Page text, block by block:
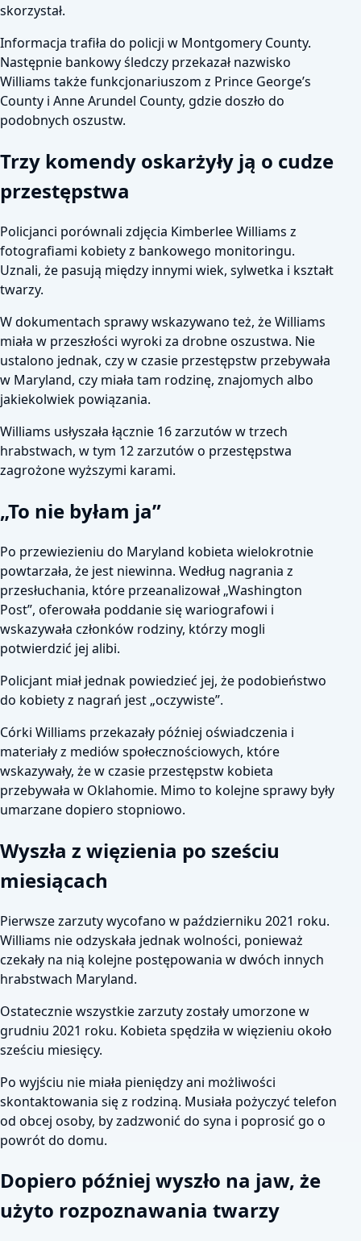
skorzystał.
Informacja trafiła do policji w Montgomery County.
Następnie bankowy śledczy przekazał nazwisko
Williams także funkcjonariuszom z Prince George’s
County i Anne Arundel County, gdzie doszło do
podobnych oszustw.
Trzy komendy oskarżyły ją o cudze
przestępstwa
Policjanci porównali zdjęcia Kimberlee Williams z
fotografiami kobiety z bankowego monitoringu.
Uznali, że pasują między innymi wiek, sylwetka i kształt
twarzy.
W dokumentach sprawy wskazywano też, że Williams
miała w przeszłości wyroki za drobne oszustwa. Nie
ustalono jednak, czy w czasie przestępstw przebywała
w Maryland, czy miała tam rodzinę, znajomych albo
jakiekolwiek powiązania.
Williams usłyszała łącznie 16 zarzutów w trzech
hrabstwach, w tym 12 zarzutów o przestępstwa
zagrożone wyższymi karami.
„To nie byłam ja”
Po przewiezieniu do Maryland kobieta wielokrotnie
powtarzała, że jest niewinna. Według nagrania z
przesłuchania, które przeanalizował „Washington
Post”, oferowała poddanie się wariografowi i
wskazywała członków rodziny, którzy mogli
potwierdzić jej alibi.
Policjant miał jednak powiedzieć jej, że podobieństwo
do kobiety z nagrań jest „oczywiste”.
Córki Williams przekazały później oświadczenia i
materiały z mediów społecznościowych, które
wskazywały, że w czasie przestępstw kobieta
przebywała w Oklahomie. Mimo to kolejne sprawy były
umarzane dopiero stopniowo.
Wyszła z więzienia po sześciu
miesiącach
Pierwsze zarzuty wycofano w październiku 2021 roku.
Williams nie odzyskała jednak wolności, ponieważ
czekały na nią kolejne postępowania w dwóch innych
hrabstwach Maryland.
Ostatecznie wszystkie zarzuty zostały umorzone w
grudniu 2021 roku. Kobieta spędziła w więzieniu około
sześciu miesięcy.
Po wyjściu nie miała pieniędzy ani możliwości
skontaktowania się z rodziną. Musiała pożyczyć telefon
od obcej osoby, by zadzwonić do syna i poprosić go o
powrót do domu.
Dopiero później wyszło na jaw, że
użyto rozpoznawania twarzy